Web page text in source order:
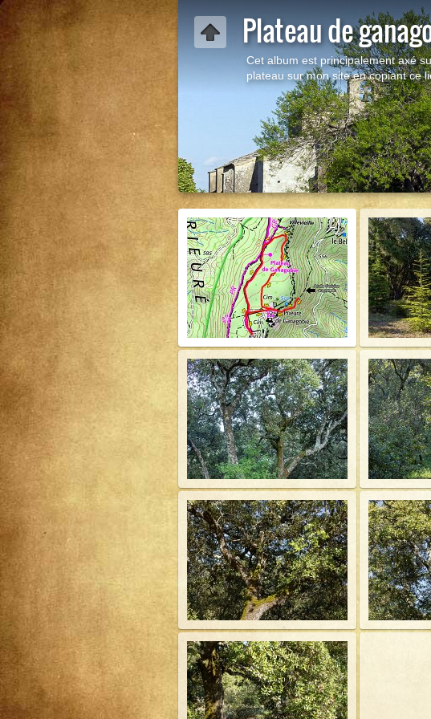
Plateau de
Cet album est principalement axé
plateau sur mon site en copiant ce